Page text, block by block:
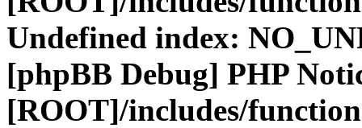
Undefined index:
[phpBB Debug] PHP
[ROOT]/includes/